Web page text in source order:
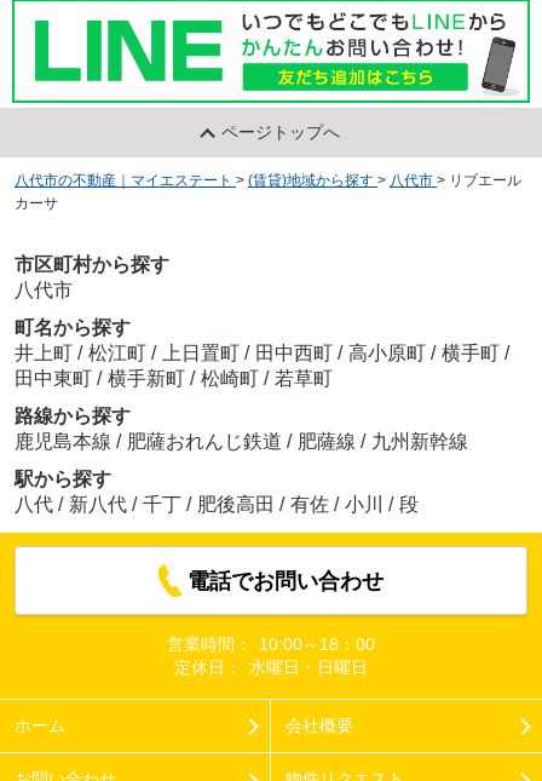
ページトップへ
八代市の不動産｜マイエステート > (賃貸)地域から探す > 八代市 > リブエール
カーサ
市区町村から探す
八代市
町名から探す
井上町 / 松江町 / 上日置町 / 田中西町 / 高小原町 / 横手町 /
田中東町 / 横手新町 / 松崎町 / 若草町
路線から探す
鹿児島本線 / 肥薩おれんじ鉄道 / 肥薩線 / 九州新幹線
駅から探す
八代 / 新八代 / 千丁 / 肥後高田 / 有佐 / 小川 / 段
電話でお問い合わせ
営業時間：
10:00～18：00
定休日：
水曜日・日曜日
ホーム 会社概要